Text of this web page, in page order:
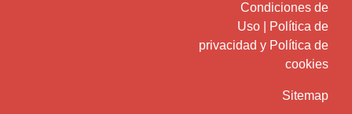
Condiciones de
Uso
Política de
privacidad y Política de
cookies
Sitemap